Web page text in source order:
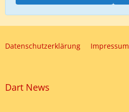
Datenschutzerklärung Impressum
Dart News